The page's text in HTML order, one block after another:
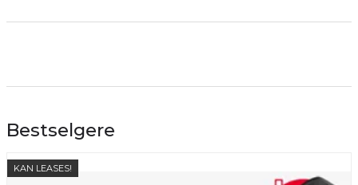
Bestselgere
KAN LEASES!